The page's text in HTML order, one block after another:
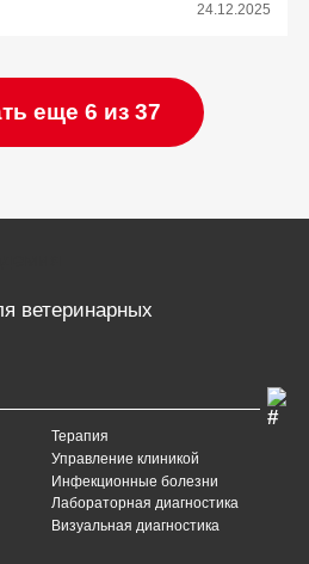
24.12.2025
еще 6 из 37
ветеринарных
Терапия
Управление клиникой
Инфекционные болезни
Лабораторная диагностика
Визуальная диагностика